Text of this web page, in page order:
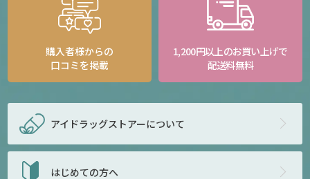
購入者様からの
口コミを掲載
1,200円以上のお買い上げで
配送料無料
アイドラッグストアーについて
はじめての方へ